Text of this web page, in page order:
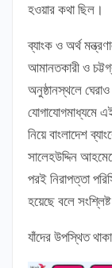
হওয়ার কথা ছিল।
ব্যাংক ও অর্থ
আমানতকারী ও
অনুষ্ঠানস্থলে
যোগাযোগমাধ্যমে
নিয়ে বাংলাদেশ
সালেহউদ্দিন
পরই নিরাপত্তা
হয়েছে বলে
যাঁদের উপস্থিত